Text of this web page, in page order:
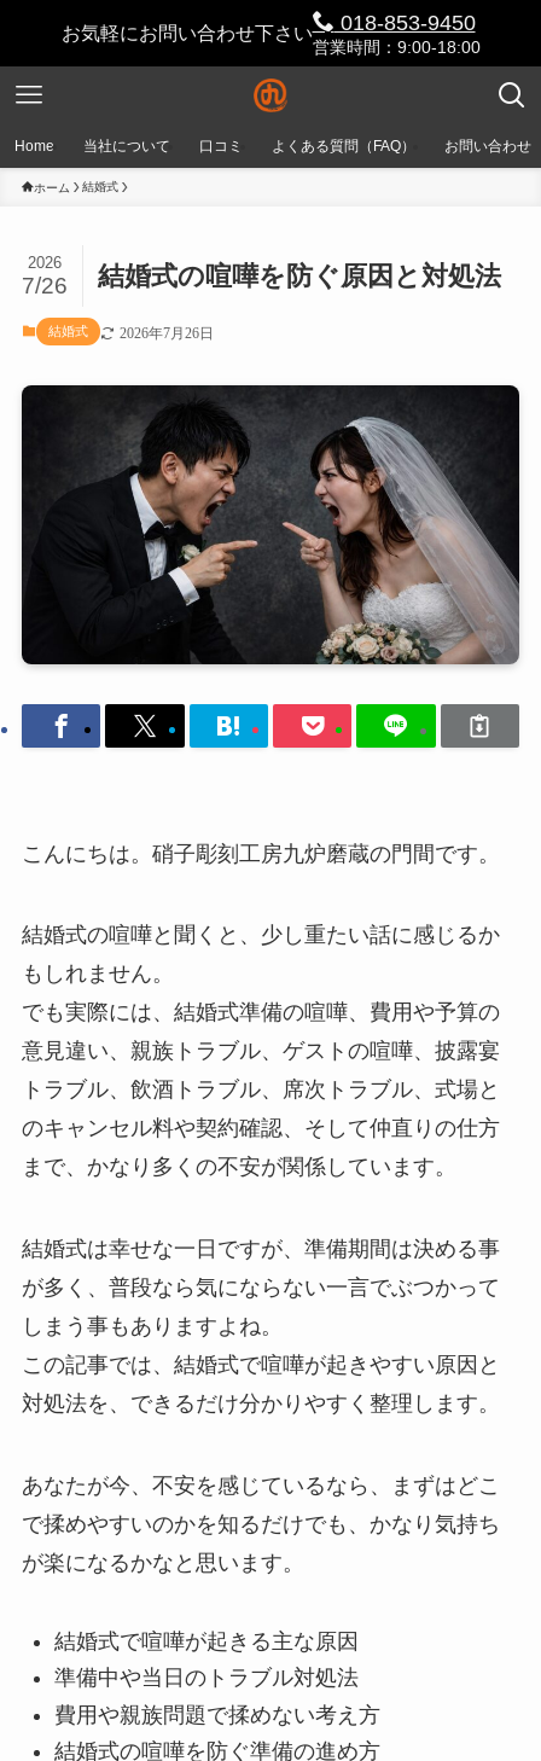
お気軽にお問い合わせ下さい 018-853-9450
営業時間：9:00-18:00
Home 当社について 口コミ よくある質問（FAQ） お問い合わせ
ホーム 結婚式
結婚式の喧嘩を防ぐ原因と対処法
2026
7/26
結婚式 2026年7月26日
こんにちは。硝子彫刻工房九炉磨蔵の門間です。
結婚式の喧嘩と聞くと、少し重たい話に感じるか
もしれません。
でも実際には、結婚式準備の喧嘩、費用や予算の
意見違い、親族トラブル、ゲストの喧嘩、披露宴
トラブル、飲酒トラブル、席次トラブル、式場と
のキャンセル料や契約確認、そして仲直りの仕方
まで、かなり多くの不安が関係しています。
結婚式は幸せな一日ですが、準備期間は決める事
が多く、普段なら気にならない一言でぶつかって
しまう事もありますよね。
この記事では、結婚式で喧嘩が起きやすい原因と
対処法を、できるだけ分かりやすく整理します。
あなたが今、不安を感じているなら、まずはどこ
で揉めやすいのかを知るだけでも、かなり気持ち
が楽になるかなと思います。
結婚式で喧嘩が起きる主な原因
準備中や当日のトラブル対処法
費用や親族問題で揉めない考え方
結婚式の喧嘩を防ぐ準備の進め方